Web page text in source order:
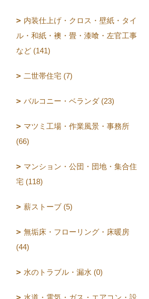
内装仕上げ・クロス・壁紙・タイ
ル・和紙・襖・畳・漆喰・左官工事
など (141)
二世帯住宅 (7)
バルコニー・ベランダ (23)
マツミ工場・作業風景・事務所
(66)
マンション・公団・団地・集合住
宅 (118)
薪ストーブ (5)
無垢床・フローリング・床暖房
(44)
水のトラブル・漏水 (0)
水道・電気・ガス・エアコン・設